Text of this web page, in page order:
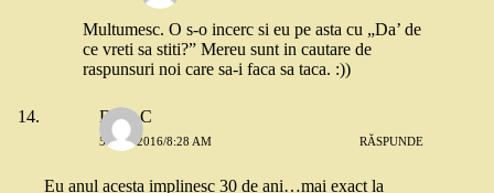
Multumesc. O s-o incerc si eu pe asta cu „Da’ de
ce vreti sa stiti?” Mereu sunt in cautare de
raspunsuri noi care sa-i faca sa taca. :))
Deea C
5 MAI 2016/8:28 AM RĂSPUNDE
Eu anul acesta implinesc 30 de ani…mai exact la